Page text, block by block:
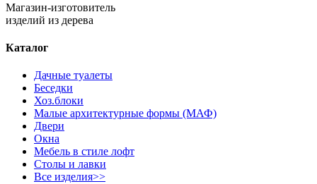
Магазин-изготовитель
изделий из дерева
Каталог
Дачные туалеты
Беседки
Хоз.блоки
Малые архитектурные формы (МАФ)
Двери
Окна
Мебель в стиле лофт
Столы и лавки
Все изделия>>